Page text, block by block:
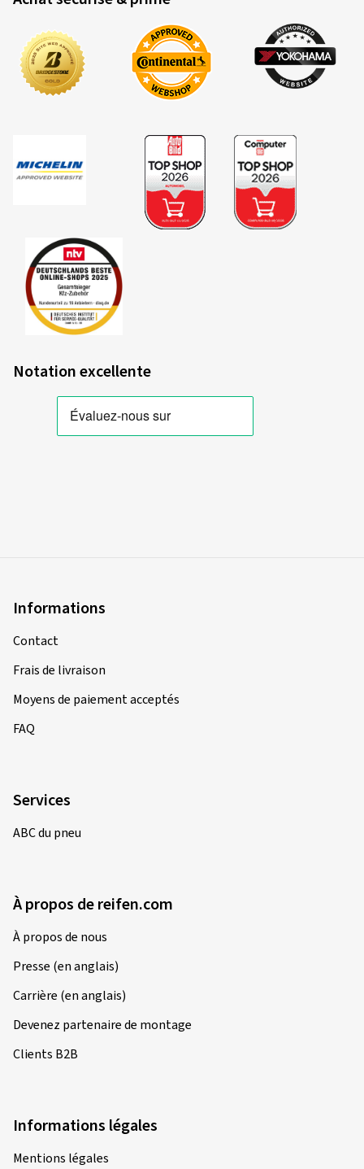
Notation excellente
Informations
Contact
Frais de livraison
Moyens de paiement acceptés
FAQ
Services
ABC du pneu
À propos de reifen.com
À propos de nous
Presse (en anglais)
Carrière (en anglais)
Devenez partenaire de montage
Clients B2B
Informations légales
Mentions légales